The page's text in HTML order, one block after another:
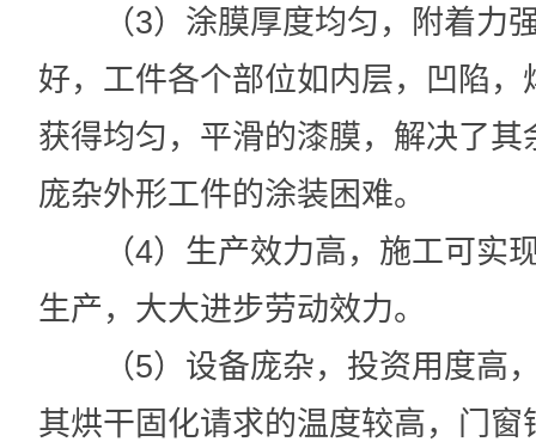
（3）涂膜厚度均匀，附着力
好，工件各个部位如内层，凹陷，
获得均匀，平滑的漆膜，解决了其
庞杂外形工件的涂装困难。
（4）生产效力高，施工可实
生产，大大进步劳动效力。
（5）设备庞杂，投资用度高
其烘干固化请求的温度较高，门窗